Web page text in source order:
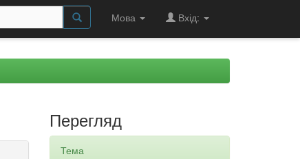
Мова Вхід:
Перегляд
Тема